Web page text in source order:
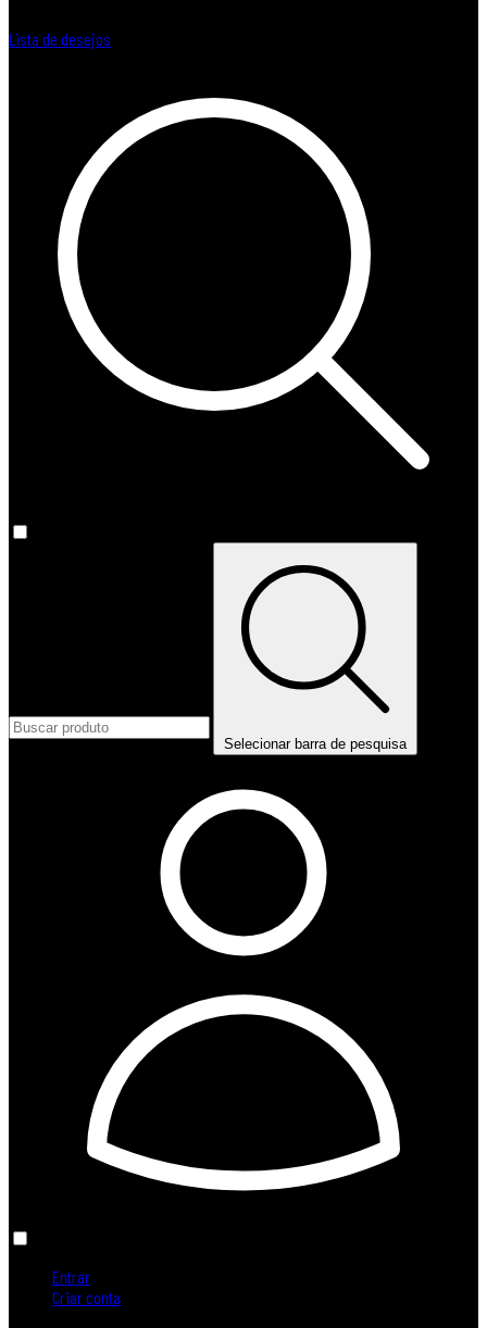
Lista de desejos
Selecionar barra de pesquisa
Entrar
Criar conta